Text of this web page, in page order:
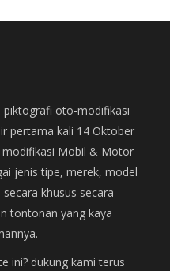
piktografi oto-modifikasi
pertama kali 14 Oktober
Mobil & Motor
jenis tipe, merek, model
khusus secara
tontonan yang kaya
ini? dukung kami terus